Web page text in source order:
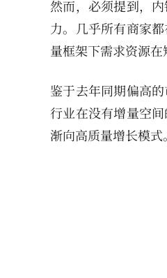
然而，必须提到，
力。几乎所有商家
量框架下需求资源在
鉴于去年同期偏高
行业在没有增量空
渐向高质量增长模式。